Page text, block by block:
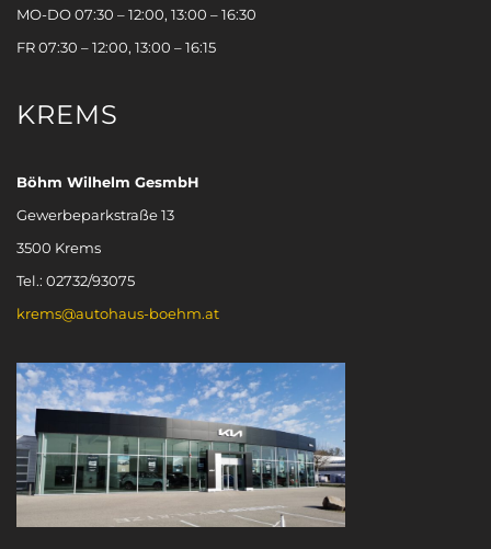
MO-DO 07:30 – 12:00, 13:00 – 16:30
FR 07:30 – 12:00, 13:00 – 16:15
KREMS
Böhm Wilhelm GesmbH
Gewerbeparkstraße 13
3500 Krems
Tel.: 02732/93075
krems@autohaus-boehm.at